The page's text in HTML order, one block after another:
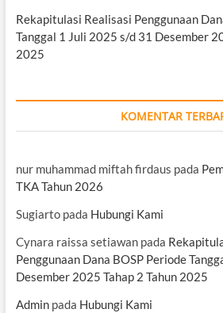
Rekapitulasi Realisasi Penggunaan
Tanggal 1 Juli 2025 s/d 31 Desember
2025
KOMENTAR
nur muhammad miftah firdaus pada
TKA Tahun 2026
Sugiartopada Hubungi Kami
Cynara raissa setiawanpada
Penggunaan Dana BOSP Periode
Desember 2025 Tahap 2 Tahun 2025
Adminpada Hubungi Kami